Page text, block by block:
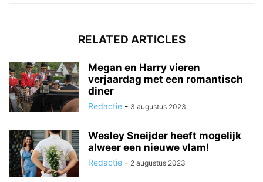
RELATED ARTICLES
Megan en Harry vieren
verjaardag met een romantisch
diner
Redactie - 3 augustus 2023
Wesley Sneijder heeft mogelijk
alweer een nieuwe vlam!
Redactie - 2 augustus 2023